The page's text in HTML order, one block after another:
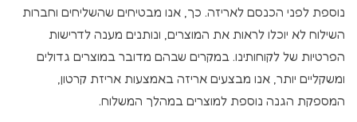
נוספת לפני הכנסם לאריזה. כך, אנו מבטיחים שהשליחים וחברות
השילוח לא יוכלו לראות את המוצרים, ונותנים מענה לדרישות
הפרטיות של לקוחותינו. במקרים שבהם מדובר במוצרים גדולים
ומשקליים יותר, אנו מבצעים אריזה באמצעות אריזת קרטון,
המספקת הגנה נוספת למוצרים במהלך המשלוח.